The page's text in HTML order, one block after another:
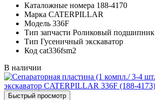
Каталожные номера 188-4170
Марка CATERPILLAR
Модель 336F
Тип запчасти Роликовый подшипник
Тип Гусеничный экскаватор
Код cat336fsm2
В наличии